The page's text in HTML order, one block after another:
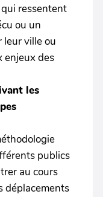
ressentent
ou un
leur ville ou
enjeux des
les
publics
au cours
déplacements